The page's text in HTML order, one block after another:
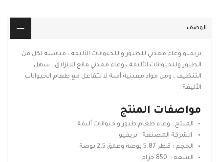
الوصف
بريفيو وعاء معدني للطيور و للحيوانات الأليفة ، مناسبة لكل من
الطيور وللحيوانات الأليفة ، وعاء معدني مانع للانزلاق . سهل
التنظيف ، ومن مواد معدنية آمنة لا تتفاعل مع طعام الحيوانات
الأليفة .
مواصفات المنتج
المنتج : وعاء طعام طيور و حيوانات أليفة
الشركة المصنعة : بريفيو
الحجم : قطر 5.87 بوصة وعمق 2.5 بوصة
السعة : 850 جرام